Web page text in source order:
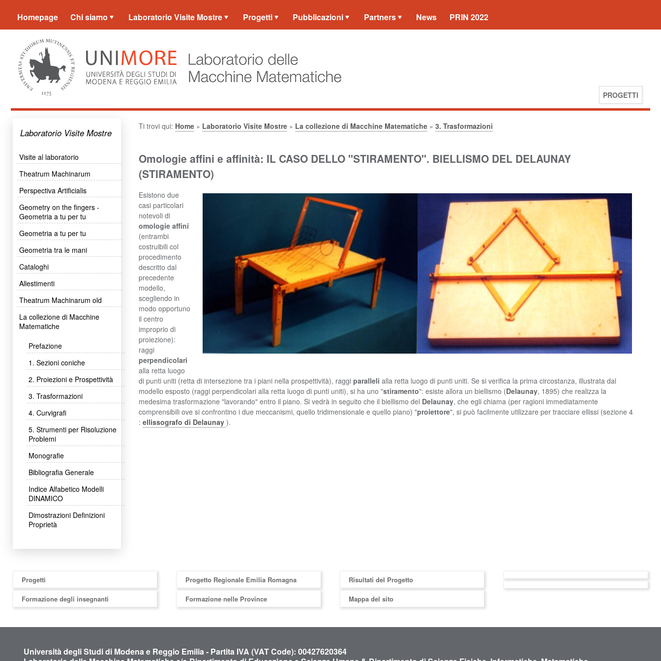
Homepage Chi siamo Laboratorio Visite Mostre Progetti Pubblicazioni Partners News PRIN 2022
PROGETTI
Laboratorio Visite Mostre
Visite al laboratorio
Theatrum Machinarum
Perspectiva Artificialis
Geometry on the fingers -
Geometria a tu per tu
Geometria a tu per tu
Geometria tra le mani
Cataloghi
Allestimenti
Theatrum Machinarum old
La collezione di Macchine
Matematiche
Prefazione
1. Sezioni coniche
2. Proiezioni e Prospettività
3. Trasformazioni
4. Curvigrafi
5. Strumenti per Risoluzione
Problemi
Monografie
Bibliografia Generale
Indice Alfabetico Modelli
DINAMICO
Dimostrazioni Definizioni
Proprietà
Ti trovi qui: Home » Laboratorio Visite Mostre » La collezione di Macchine Matematiche » 3. Trasformazioni
Omologie affini e affinità: IL CASO DELLO "STIRAMENTO". BIELLISMO DEL DELAUNAY
(STIRAMENTO)
Esistono due
casi particolari
notevoli di
omologie affini
(entrambi
costruibili col
procedimento
descritto dal
precedente
modello,
scegliendo in
modo opportuno
il centro
improprio di
proiezione):
raggi
perpendicolari
alla retta luogo
di punti uniti (retta di intersezione tra i piani nella prospettività), raggi paralleli alla retta luogo di punti uniti. Se si verifica la prima circostanza, illustrata dal
modello esposto (raggi perpendicolari alla retta luogo di punti uniti), si ha uno "stiramento": esiste allora un biellismo (Delaunay, 1895) che realizza la
medesima trasformazione "lavorando" entro il piano. Si vedrà in seguito che il biellismo del Delaunay, che egli chiama (per ragioni immediatamente
comprensibili ove si confrontino i due meccanismi, quello tridimensionale e quello piano) "proiettore", si può facilmente utilizzare per tracciare ellissi (sezione 4
: ellissografo di Delaunay ).
Progetti
Formazione degli insegnanti
Progetto Regionale Emilia Romagna
Formazione nelle Province
Risultati del Progetto
Mappa del sito
Università degli Studi di Modena e Reggio Emilia - Partita IVA (VAT Code): 00427620364